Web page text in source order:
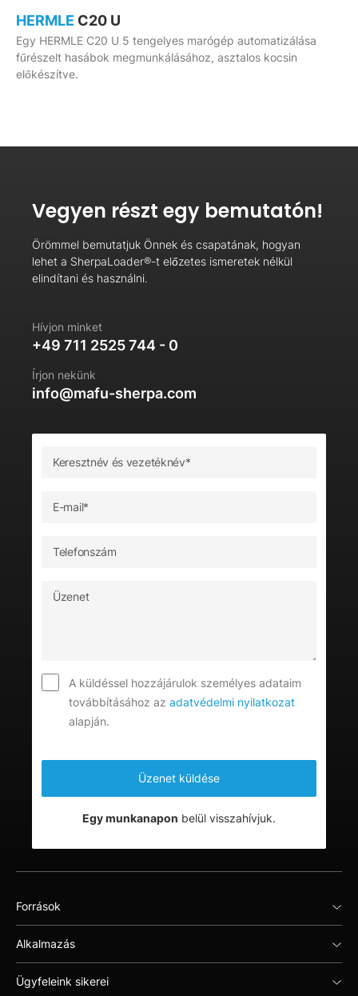
HERMLE C20 U
Egy HERMLE C20 U 5 tengelyes marógép automatizálása
fűrészelt hasábok megmunkálásához, asztalos kocsin
előkészítve.
Vegyen részt egy bemutatón!
Örömmel bemutatjuk Önnek és csapatának, hogyan
lehet a SherpaLoader®-t előzetes ismeretek nélkül
elindítani és használni.
Hívjon minket
+49 711 2525 744 - 0
Írjon nekünk
info@mafu-sherpa.com
A küldéssel hozzájárulok személyes adataim
továbbításához az adatvédelmi nyilatkozat
alapján.
Egy munkanapon belül visszahívjuk.
Források
Alkalmazás
Ügyfeleink sikerei